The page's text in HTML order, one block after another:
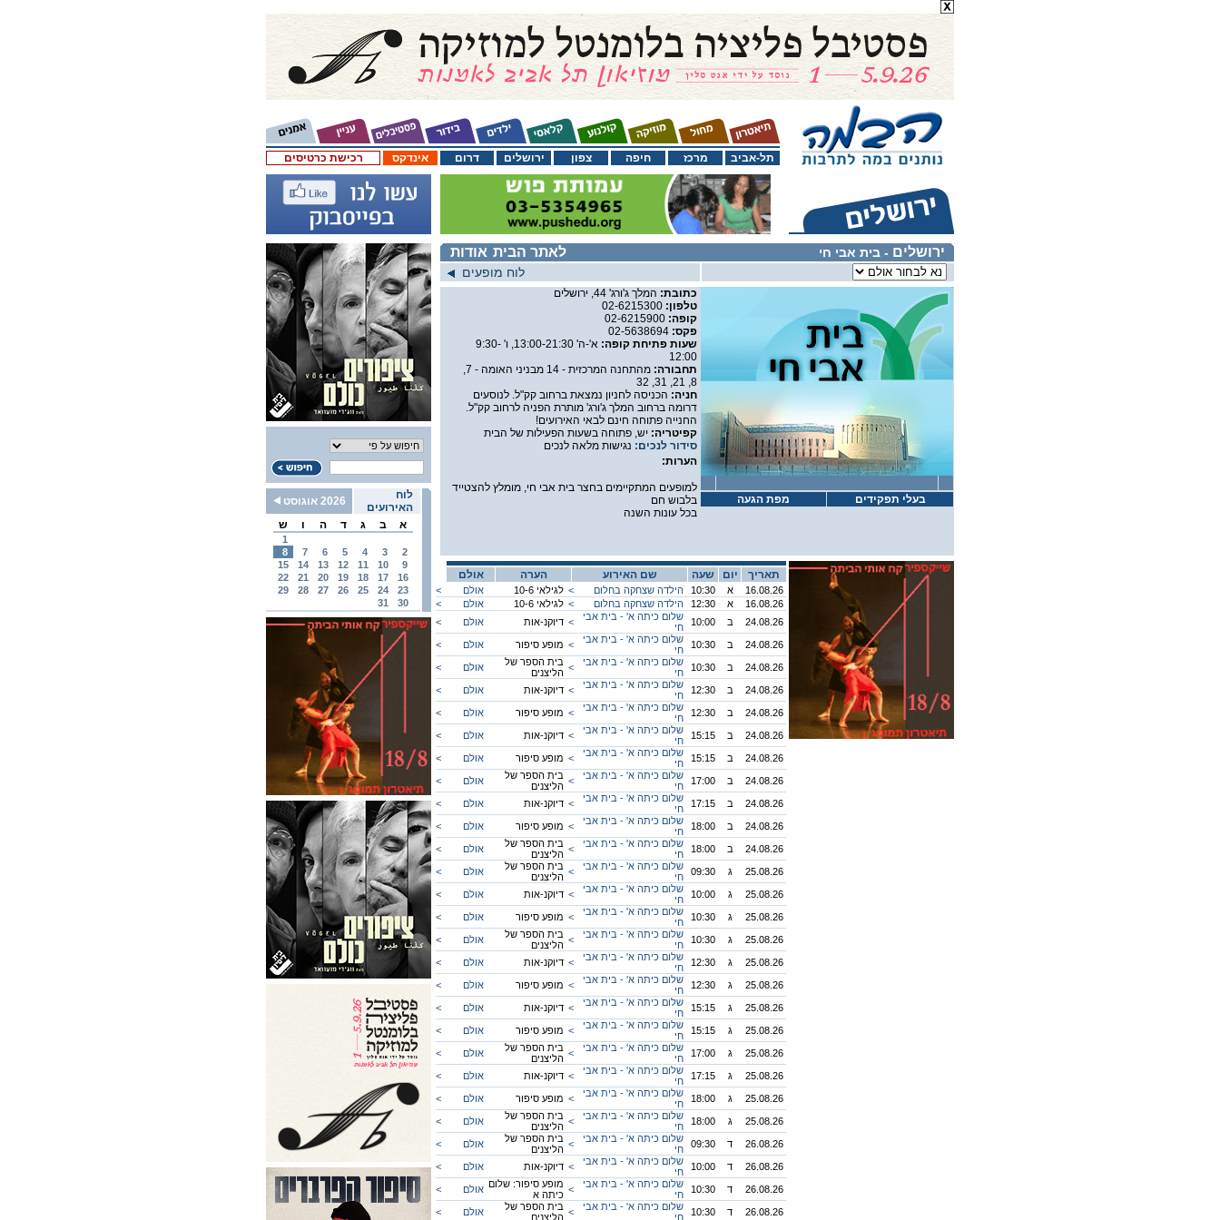
רכישת כרטיסים אינדקס דרום ירושלים צפון חיפה מרכז תל-אביב
לוח
האירועים
2026 אוגוסט
א
ב ג ד ה ו ש
1
2
3
4
5
6
7
8
9
10
11
12
13
14
15
16
17
18
19
20
21
22
23
24
25
26
27
28
29
30
31
אודות לאתר הבית ירושלים - בית אבי חי
לוח מופעים
כתובת: המלך ג'ורג' 44, ירושלים
טלפון: 02-6215300
קופה: 02-6215900
פקס: 02-5638694
שעות פתיחת קופה:
א'-ה' 13:00-21:30, ו' 9:30-
12:00
תחבורה:
מהתחנה המרכזית - 14 מבניני האומה - 7,
8, 21, 31, 32
חניה: הכניסה לחניון נמצאת ברחוב קק"ל. לנוסעים
דרומה ברחוב המלך ג'ורג' מותרת הפניה לרחוב קק"ל.
החנייה פתוחה חינם לבאי האירועים!
קפיטריה: יש, פתוחה בשעות הפעילות של הבית
סידור לנכים: נגישות מלאה לנכים
הערות:
למופעים המתקיימים בחצר בית אבי חי, מומלץ להצטייד
בלבוש חם
בכל עונות השנה
מפת הגעה בעלי תפקידים
אולם הערה שם האירוע שעה יום תאריך
< אולם לגילאי 10-6 < הילדה שצחקה בחלום 10:30 א
16.08.26
<
אולם לגילאי 10-6 < הילדה שצחקה בחלום 12:30 א
16.08.26
<
אולם דיוקנ-אות <
שלום כיתה א' - בית אבי
חי
10:00 ב 24.08.26
< אולם מופע סיפור <
שלום כיתה א' - בית אבי
חי
10:30 ב 24.08.26
< אולם
בית הספר של
הליצנים <
שלום כיתה א' - בית אבי
חי
10:30 ב 24.08.26
< אולם דיוקנ-אות <
שלום כיתה א' - בית אבי
חי
12:30 ב 24.08.26
< אולם מופע סיפור <
שלום כיתה א' - בית אבי
חי
12:30 ב 24.08.26
< אולם דיוקנ-אות <
שלום כיתה א' - בית אבי
חי
15:15 ב 24.08.26
< אולם מופע סיפור <
שלום כיתה א' - בית אבי
חי
15:15 ב 24.08.26
< אולם
בית הספר של
הליצנים <
שלום כיתה א' - בית אבי
חי
17:00 ב 24.08.26
< אולם דיוקנ-אות <
שלום כיתה א' - בית אבי
חי
17:15 ב 24.08.26
< אולם מופע סיפור <
שלום כיתה א' - בית אבי
חי
18:00 ב 24.08.26
< אולם
בית הספר של
הליצנים <
שלום כיתה א' - בית אבי
חי
18:00 ב 24.08.26
< אולם
בית הספר של
הליצנים <
שלום כיתה א' - בית אבי
חי
09:30 ג 25.08.26
< אולם דיוקנ-אות <
שלום כיתה א' - בית אבי
חי
10:00 ג 25.08.26
< אולם מופע סיפור <
שלום כיתה א' - בית אבי
חי
10:30 ג 25.08.26
< אולם
בית הספר של
הליצנים <
שלום כיתה א' - בית אבי
חי
10:30 ג 25.08.26
< אולם דיוקנ-אות <
שלום כיתה א' - בית אבי
חי
12:30 ג 25.08.26
< אולם מופע סיפור <
שלום כיתה א' - בית אבי
חי
12:30 ג 25.08.26
< אולם דיוקנ-אות <
שלום כיתה א' - בית אבי
חי
15:15 ג 25.08.26
< אולם מופע סיפור <
שלום כיתה א' - בית אבי
חי
15:15 ג 25.08.26
< אולם
בית הספר של
הליצנים <
שלום כיתה א' - בית אבי
חי
17:00 ג 25.08.26
< אולם דיוקנ-אות <
שלום כיתה א' - בית אבי
חי
17:15 ג 25.08.26
< אולם מופע סיפור <
שלום כיתה א' - בית אבי
חי
18:00 ג 25.08.26
< אולם
בית הספר של
הליצנים <
שלום כיתה א' - בית אבי
חי
18:00 ג 25.08.26
< אולם
בית הספר של
הליצנים <
שלום כיתה א' - בית אבי
חי
09:30 ד 26.08.26
< אולם דיוקנ-אות <
שלום כיתה א' - בית אבי
חי
10:00 ד 26.08.26
< אולם מופע סיפור: שלום
כיתה א <
שלום כיתה א' - בית אבי
חי
10:30 ד 26.08.26
< אולם
בית הספר של
הליצנים <
שלום כיתה א' - בית אבי
חי
10:30 ד 26.08.26